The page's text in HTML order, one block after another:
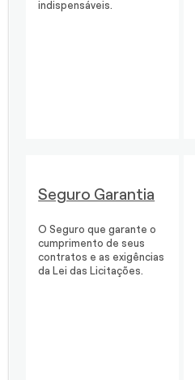
indispensáveis.
Seguro Garantia
O Seguro que garante o
cumprimento de seus
contratos e as exigências
da Lei das Licitações.